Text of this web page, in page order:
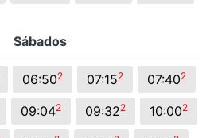
Sábados
06:502 07:152 07:402
09:042 09:322 10:002